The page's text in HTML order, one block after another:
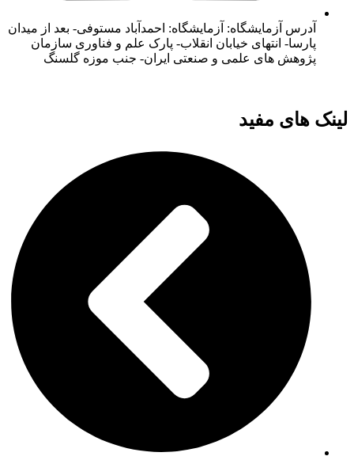
آدرس آزمایشگاه: آزمایشگاه: احمدآباد مستوفی- بعد از میدان
پارسا- انتهای خیابان انقلاب- پارک علم و فناوری سازمان
پژوهش های علمی و صنعتی ایران- جنب موزه گلسنگ
لینک های مفید